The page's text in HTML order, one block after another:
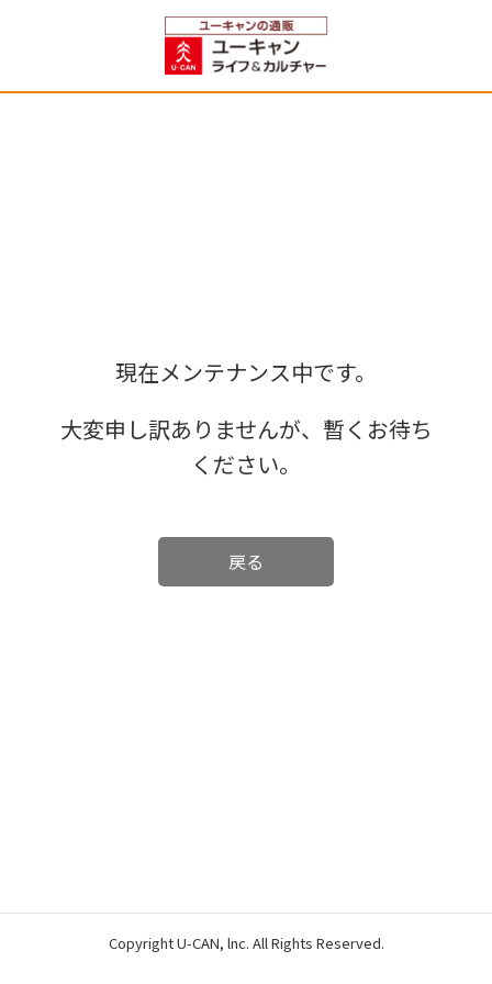
現在メンテナンス中です。
大変申し訳ありませんが、暫くお待ち
ください。
戻る
Copyright U-CAN, lnc. All Rights Reserved.